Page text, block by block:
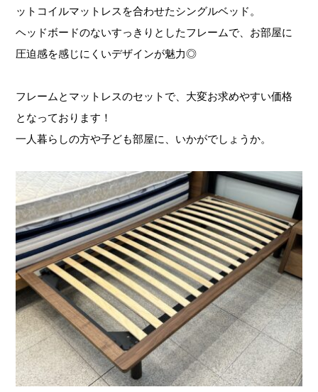
ットコイルマットレスを合わせたシングルベッド。
ヘッドボードのないすっきりとしたフレームで、お部屋に
圧迫感を感じにくいデザインが魅力◎
フレームとマットレスのセットで、大変お求めやすい価格
となっております！
一人暮らしの方や子ども部屋に、いかがでしょうか。